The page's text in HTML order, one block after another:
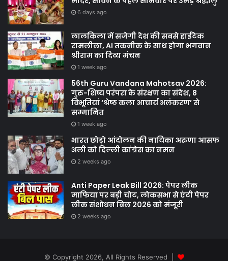
6 days ago
लालकिला में सजेगी देश की सबसे हाईटेक
रामलीला, AI तकनीक के साथ होगा भगवान
श्रीराम का दिव्य मंचन
1 week ago
56th Guru Vandana Mahotsav 2026:
गुरु-शिष्य परंपरा के संरक्षण का संदेश, 8
विभूतियां ‘श्रेष्ठ कला आचार्य अलंकरण’ से
सम्मानित
1 week ago
भारत छोड़ो आंदोलन की नायिका अरुणा आसफ
अली को दिल्ली कांग्रेस का नमन
2 weeks ago
Anti Paper Leak Bill 2026: पेपर लीक
माफिया पर बड़ी चोट, लोकसभा से एंटी पेपर
लीक संशोधन बिल 2026 को मंजूरी
2 weeks ago
© Copyright 2026, All Rights Reserved |